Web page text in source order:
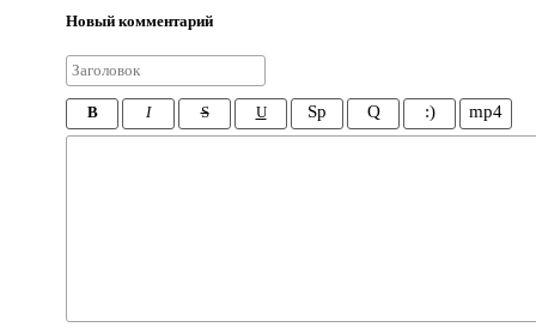
Новый комментарий
B I S U Sp Q :) mp4